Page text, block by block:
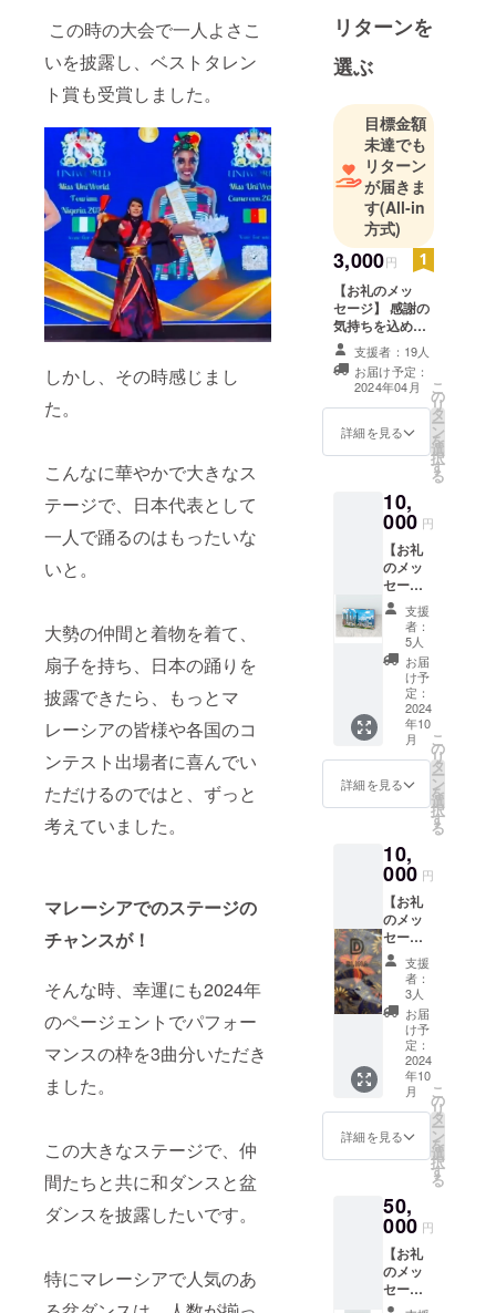
この時の大会で一人よさこ
いを披露し、ベストタレン
ト賞も受賞しました。
しかし、その時感じまし
た。
こんなに華やかで大きなス
テージで、日本代表として
一人で踊るのはもったいな
いと。
大勢の仲間と着物を着て、
扇子を持ち、日本の踊りを
披露できたら、もっとマ
レーシアの皆様や各国のコ
ンテスト出場者に喜んでい
ただけるのではと、ずっと
考えていました。
マレーシアでのステージの
チャンスが！
そんな時、幸運にも2024年
のページェントでパフォー
マンスの枠を3曲分いただき
ました。
この大きなステージで、仲
間たちと共に和ダンスと盆
ダンスを披露したいです。
特にマレーシアで人気のあ
ボーカルグ
ループの
ドリーマー
ております✨
👑Mrs
Millennium
Universe
2022 ミセス
ミレニアム
ユニバース
（マレーシ
アミセス世
界大会優
勝）
🌹2022/９
パリコレク
ション
リーマーズ
（2023/10
カーネギー
公演「爛
漫」参加）
🌹ドローン
飛ばしてま
した🤣
リターンを
選ぶ
目標金額
未達でも
リターン
が届きま
す(All-in
方式)
3,000円
【お礼のメッ
セージ】 感謝の
気持ちを込め
て、お礼のメッ
セージをお送り
します。
支援者：19人
お届け予定：
2024年04月
詳細を見る
こ
の
リ
タ
ー
ン
を
選
択
す
る
10,
000 円
【お礼
のメッ
セー
ジ】 感
謝の気
持ちを
込め
て、お
礼の
メッ
セージ
をお送
りしま
す。
【マ
レーシ
定番
マカデ
ミア
ナッツ
チョ
コ １
５粒×１
箱】 マ
レーシ
アへ旅
行し
て、
帰って
きた気
分にな
るお土
産で
添加物
等の食
品表示
はお届
け商品
のラベ
支援
者：
5人
お届
け予
定：
2024
年10
月
詳細を見る
こ
の
リ
タ
ー
ン
を
選
択
す
る
10,
000 円
【お礼
のメッ
セー
ジ】 感
謝の気
持ちを
込め
て、お
礼の
メッ
セージ
をお送
りしま
す。
【マ
レーシ
のバ
ティッ
クプリ
ント生
地】
ELINA(
メー
支援
者：
3人
お届
け予
定：
2024
年10
月
詳細を見る
こ
の
リ
タ
ー
ン
を
選
択
す
る
50,
000 円
【お礼
のメッ
セー
ジ】 感